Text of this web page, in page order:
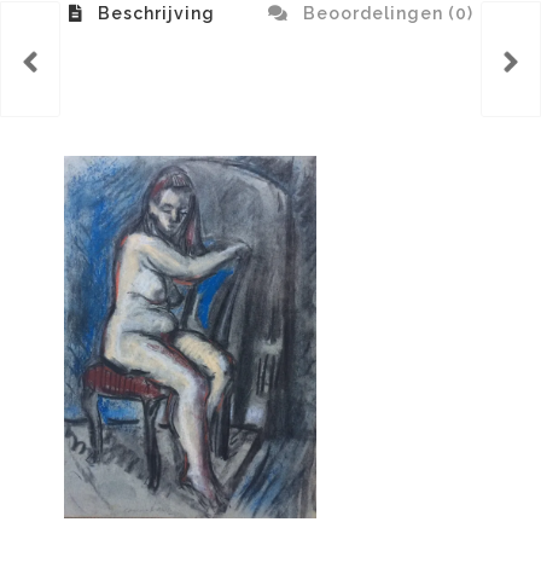
Beschrijving Beoordelingen (0)